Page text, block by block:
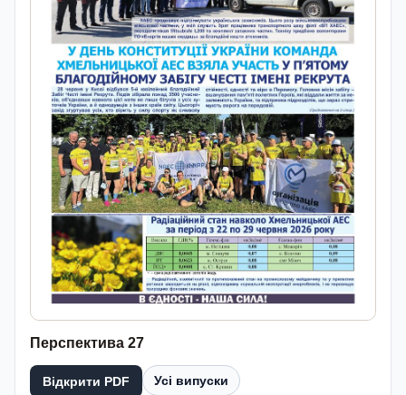
Перспектива 27
Відкрити PDF Усі випуски